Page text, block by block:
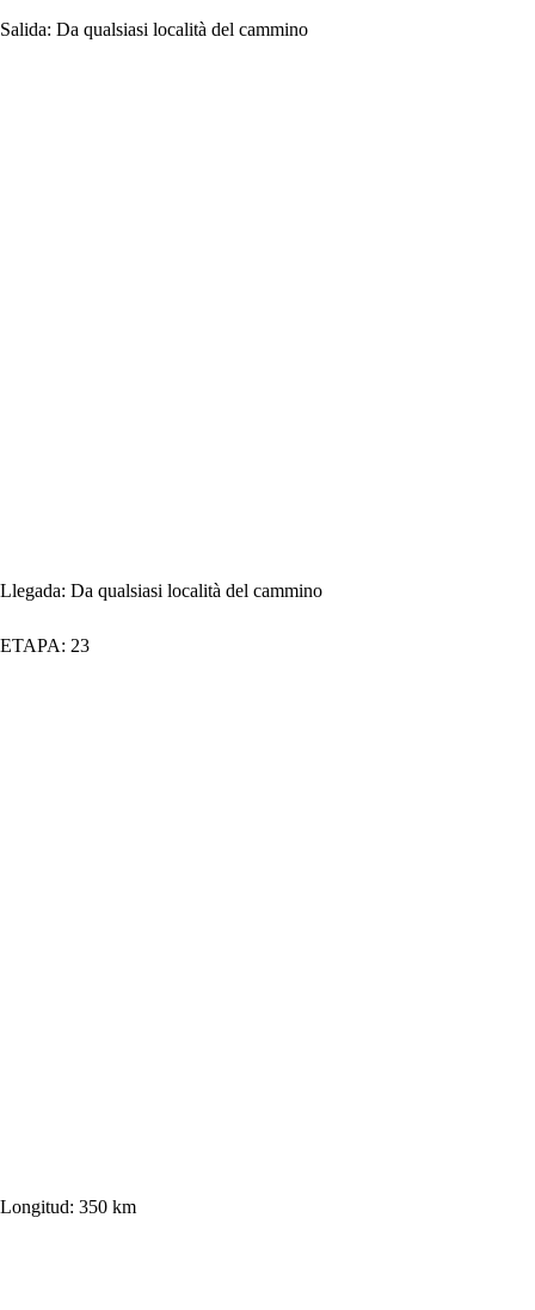
Salida: Da qualsiasi località del cammino
Llegada: Da qualsiasi località del cammino
ETAPA: 23
Longitud: 350 km